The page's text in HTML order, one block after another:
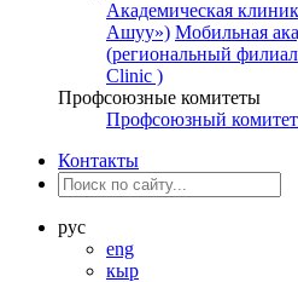
Академическая
Ашуу») Мобильная
(региональный филиал
Clinic )
Профсоюзные комитеты
Профсоюзный комитет
Контакты
рус
eng
кыр